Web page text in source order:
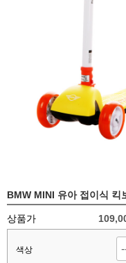
BMW MINI 유아 접이식 킥
상품가
색상